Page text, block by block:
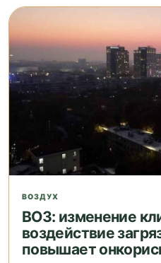
ВОЗДУХ
ВОЗ: изменение
воздействие
повышает